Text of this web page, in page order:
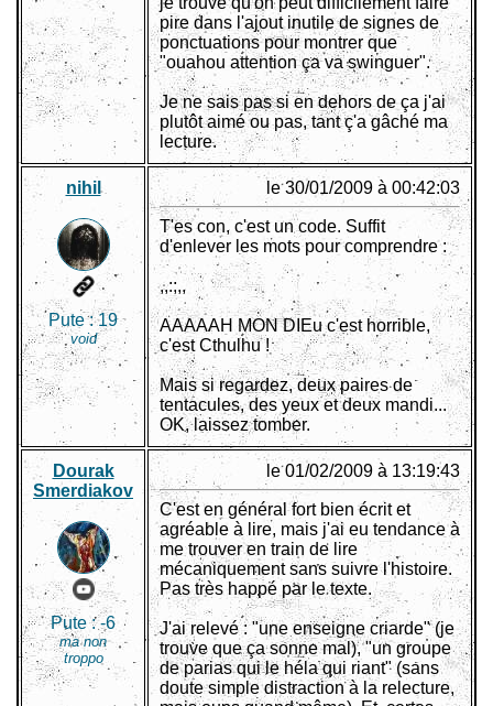
pire dans l'ajout inutile de signes de
ponctuations pour montrer que
"ouahou attention ça va swinguer".
Je ne sais pas si en dehors de ça j'ai
plutôt aimé ou pas, tant ç'a gâché ma
lecture.
nihil
Pute :19
void
le 30/01/2009 à 00:42:03
T'es con, c'est un code. Suffit
d'enlever les mots pour comprendre :
,,:;,,
AAAAAH MON DIEu c'est horrible,
c'est Cthulhu !
Mais si regardez, deux paires de
tentacules, des yeux et deux mandi...
OK, laissez tomber.
Dourak
Smerdiakov
Pute :-6
ma non
troppo
le 01/02/2009 à 13:19:43
C'est en général fort bien écrit et
agréable à lire, mais j'ai eu tendance à
me trouver en train de lire
mécaniquement sans suivre l'histoire.
Pas très happé par le texte.
J'ai relevé : "une enseigne criarde" (je
trouve que ça sonne mal), "un groupe
de parias qui le héla qui riant" (sans
doute simple distraction à la relecture,